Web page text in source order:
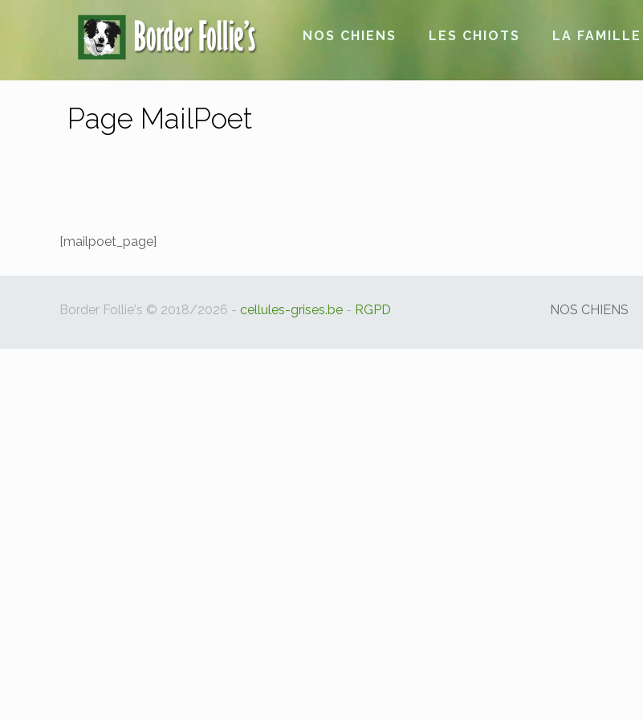
NOS CHIENS LES CHIOTS LA FAMILLE
Page MailPoet
[mailpoet_page]
Border Follie's © 2018/2026 - cellules-grises.be - RGPD NOS CHIENS